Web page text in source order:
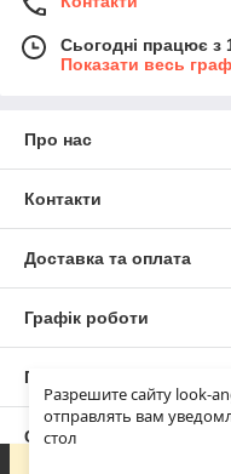
Разрешите сайту look-
отправлять вам
стол
Сьогодні працює з
Показати весь
Про нас
Контакти
Доставка та оплата
Графік роботи
Повна версія сайту
Сайт створено на